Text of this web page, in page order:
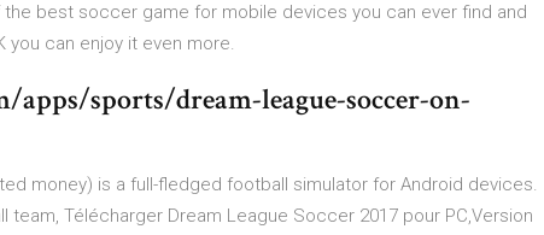
best soccer game for mobile devices you can ever find and
you can enjoy it even more.
sports/dream-league-soccer-on-
money) is a full-fledged football simulator for Android devices.
Télécharger Dream League Soccer 2017 pour PC,Version